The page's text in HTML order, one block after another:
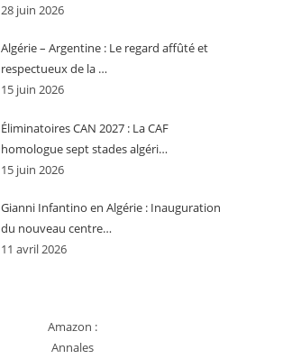
28 juin 2026
Algérie – Argentine : Le regard affûté et
respectueux de la …
15 juin 2026
Éliminatoires CAN 2027 : La CAF
homologue sept stades algéri…
15 juin 2026
Gianni Infantino en Algérie : Inauguration
du nouveau centre…
11 avril 2026
Amazon :
Annales